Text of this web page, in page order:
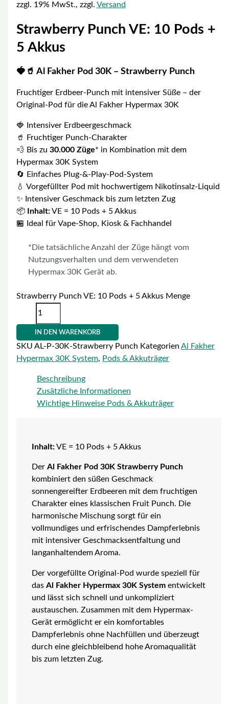
zzgl. 19% MwSt., zzgl. Versand
Strawberry Punch VE: 10 Pods +
5 Akkus
🍓🥤 Al Fakher Pod 30K – Strawberry Punch
Fruchtiger Erdbeer-Punch mit intensiver Süße – der
Original-Pod für die Al Fakher Hypermax 30K
🍓 Intensiver Erdbeergeschmack
🥤 Fruchtiger Punch-Charakter
💨 Bis zu 30.000 Züge* in Kombination mit dem
Hypermax 30K System
🔄 Einfaches Plug-&-Play-Pod-System
💧 Vorgefüllter Pod mit hochwertigem Nikotinsalz-Liquid
✨ Intensiver Geschmack bis zum letzten Zug
📦
Inhalt:VE = 10 Pods + 5 Akkus
🏪 Ideal für Vape-Shop, Kiosk & Fachhandel
*Die tatsächliche Anzahl der Züge hängt vom
Nutzungsverhalten und dem verwendeten
Hypermax 30K Gerät ab.
Strawberry Punch VE: 10 Pods + 5 Akkus Menge
IN DEN WARENKORB
SKU AL-P-30K-Strawberry Punch Kategorien Al Fakher
Hypermax 30K System, Pods & Akkuträger
Beschreibung
Zusätzliche Informationen
Wichtige Hinweise Pods & Akkuträger
Inhalt:VE = 10 Pods + 5 Akkus
Der Al Fakher Pod 30K Strawberry Punch
kombiniert den süßen Geschmack
sonnengereifter Erdbeeren mit dem fruchtigen
Charakter eines klassischen Fruit Punch. Die
harmonische Mischung sorgt für ein
vollmundiges und erfrischendes Dampferlebnis
mit intensiver Geschmacksentfaltung und
langanhaltendem Aroma.
Der vorgefüllte Original-Pod wurde speziell für
das Al Fakher Hypermax 30K Systementwickelt
und lässt sich schnell und unkompliziert
austauschen. Zusammen mit dem Hypermax-
Gerät ermöglicht er ein komfortables
Dampferlebnis ohne Nachfüllen und überzeugt
durch eine gleichbleibend hohe Aromaqualität
bis zum letzten Zug.